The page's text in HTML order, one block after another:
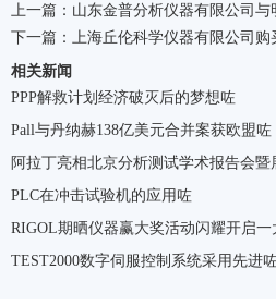
上一篇： 山东金普分析仪器有限公司
下一篇：
上海丘伦科学仪器有限公司
相关新闻
PPP解救计划经济破灭后的梦想咗
Pall与丹纳赫138亿美元合并案获欧盟咗
阿拉丁亮相北京分析测试学术报告会暨
PLC在冲击试验机的应用咗
RIGOL期晒仪器赢大奖活动闪耀开启一
TEST2000数字伺服控制系统采用先进